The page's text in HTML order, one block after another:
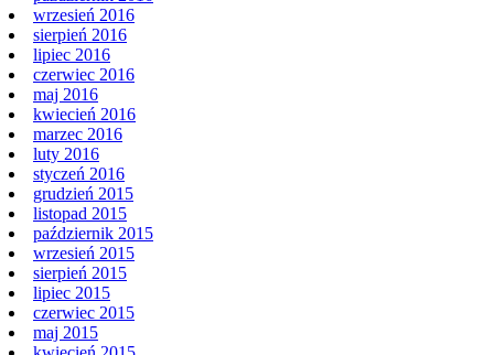
wrzesień 2016
sierpień 2016
lipiec 2016
czerwiec 2016
maj 2016
kwiecień 2016
marzec 2016
luty 2016
styczeń 2016
grudzień 2015
listopad 2015
październik 2015
wrzesień 2015
sierpień 2015
lipiec 2015
czerwiec 2015
maj 2015